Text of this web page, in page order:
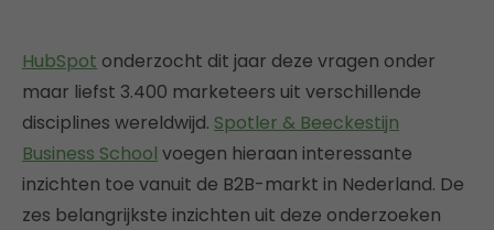
HubSpot onderzocht dit jaar deze vragen onder
maar liefst 3.400 marketeers uit verschillende
disciplines wereldwijd. Spotler & Beeckestijn
Business School voegen hieraan interessante
inzichten toe vanuit de B2B-markt in Nederland. De
zes belangrijkste inzichten uit deze onderzoeken